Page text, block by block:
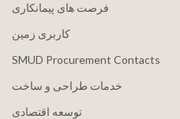
فرصت های پیمانکاری
کاربری زمین
SMUD Procurement Contacts
خدمات طراحی و ساخت
توسعه اقتصادی